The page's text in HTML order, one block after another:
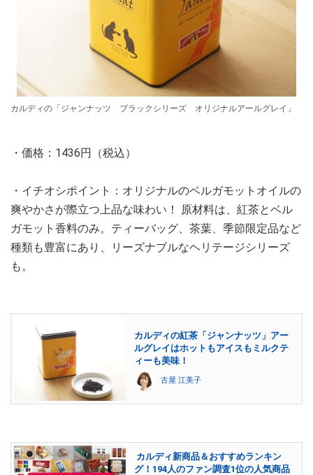
カルディの「ジャンナッツ ブラックシリーズ オリジナルアールグレイ」
・価格：1436円（税込）
・イチオシポイント：オリジナルのベルガモットオイルの
爽やかさが際立つ上品な味わい！ 原材料は、紅茶とベル
ガモット香料のみ。ティーバッグ、茶葉、季節限定品など
種類も豊富にあり、リーズナブルなヘリテージシリーズ
も。
カルディの紅茶「ジャンナッツ」アー
ルグレイはホットもアイスもミルクテ
ィーも美味！
古屋 江美子
カルディ新商品＆おすすめランキン
グ！194人のファン調査1位の人気商品